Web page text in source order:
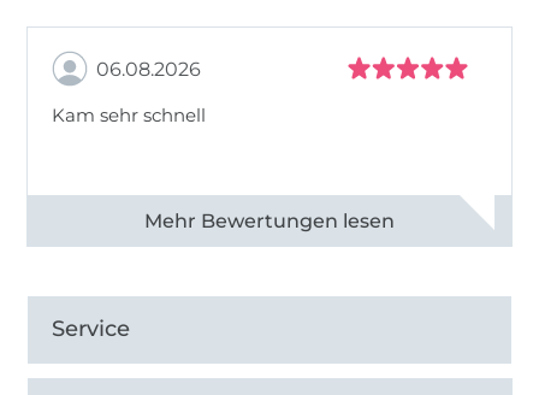
06.08.2026
Kam sehr schnell
Alle 82950 Bewertungen ansehen
Service